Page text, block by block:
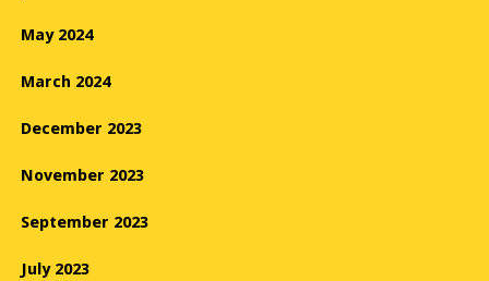
May 2024
March 2024
December 2023
November 2023
September 2023
July 2023